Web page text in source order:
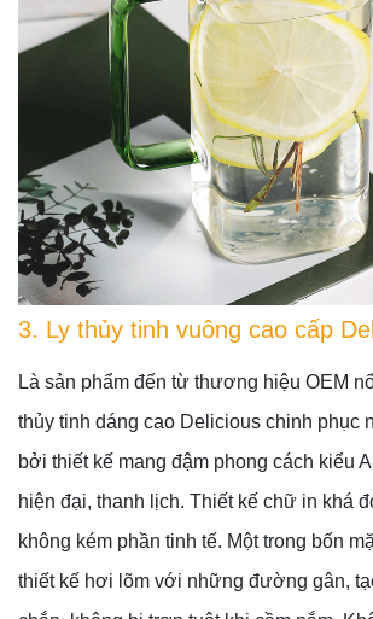
3. Ly thủy tinh vuông cao cấp
Là sản phẩm đến từ thương hiệu OEM
thủy tinh dáng cao Delicious chinh phục
bởi thiết kế mang đậm phong cách kiểu
hiện đại, thanh lịch. Thiết kế chữ in khá
không kém phần tinh tế. Một trong bốn
thiết kế hơi lõm với những đường gân,